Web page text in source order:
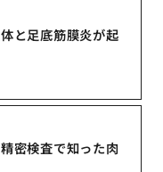
と足底筋膜炎が起
密検査で知った肉